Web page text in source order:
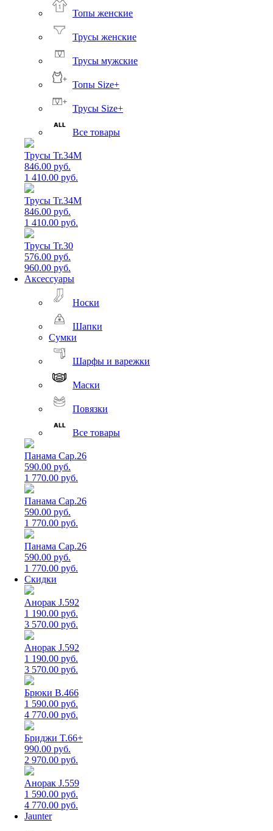
Топы женские
Трусы женские
Трусы мужские
Топы Size+
Трусы Size+
Все товары
Трусы Tr.34M
846.00 руб.
1 410.00 руб.
Трусы Tr.34M
846.00 руб.
1 410.00 руб.
Трусы Tr.30
576.00 руб.
960.00 руб.
Аксессуары
Носки
Шапки
Сумки
Шарфы и варежки
Маски
Повязки
Все товары
Панама Cap.26
590.00 руб.
1 770.00 руб.
Панама Cap.26
590.00 руб.
1 770.00 руб.
Панама Cap.26
590.00 руб.
1 770.00 руб.
Скидки
Анорак J.592
1 190.00 руб.
3 570.00 руб.
Анорак J.592
1 190.00 руб.
3 570.00 руб.
Брюки B.466
1 590.00 руб.
4 770.00 руб.
Бриджи T.66+
990.00 руб.
2 970.00 руб.
Анорак J.559
1 590.00 руб.
4 770.00 руб.
Jaunter